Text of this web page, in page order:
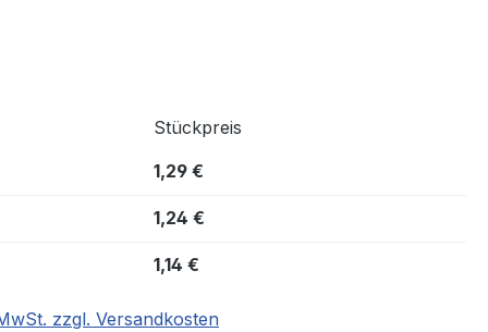
Stückpreis
1,29 €
1,24 €
1,14 €
zzgl. Versandkosten